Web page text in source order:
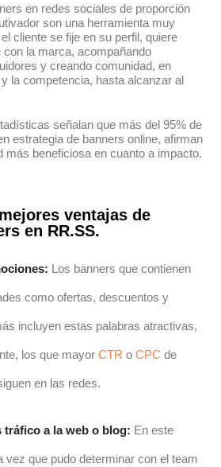
en redes sociales de proporción
son una herramienta muy
cliente se fije en su perfil, quiere
la marca, acompañando
y creando comunidad, en
la competencia, hasta alcanzar al
señalan que más del 95% de
estrategia de banners online, afirman
más beneficiosa en cuanto a impacto.
ventajas de
en RR.SS.
Los banners que contienen
como ofertas, descuentos y
incluyen estas palabras atractivas,
los que mayor CTR o CPC de
en las redes.
tráfico a la web o blog: En este
vez que pudo determinar con el team